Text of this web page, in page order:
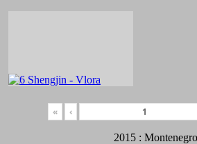
« ‹
2015 : Montenegro